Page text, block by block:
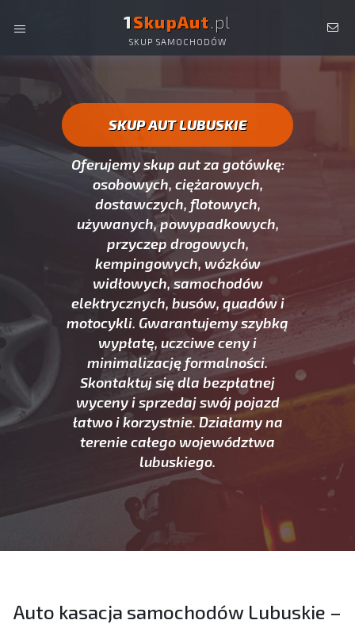
1SkupAut.pl
SKUP SAMOCHODÓW
CIĘŻAROWYCH, UŻYWANYCH ORAZ POWYPADKOWYCH.
SKUP AUT LUBUSKIE
Oferujemy skup aut za gotówkę:
osobowych, ciężarowych,
dostawczych, flotowych,
używanych, powypadkowych,
przyczep drogowych,
kempingowych, wózków
widłowych, samochodów
elektrycznych, busów, quadów i
motocykli. Gwarantujemy szybką
wypłatę, uczciwe ceny i
minimalizację formalności.
Skontaktuj się dla bezpłatnej
wyceny i sprzedaj swój pojazd
łatwo i korzystnie. Działamy na
terenie całego województwa
lubuskiego.
Auto kasacja samochodów Lubuskie –